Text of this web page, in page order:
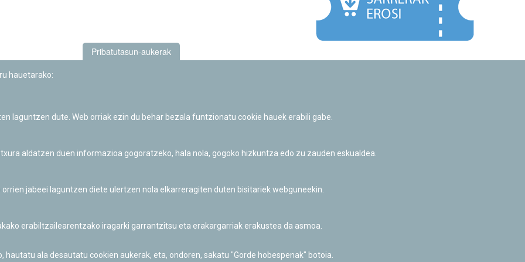
Informazio publikoa eskatzeko baimena
Pribatutasun-aukerak
hauetarako:
laguntzen dute. Web orriak ezin du behar bezala funtzionatu cookie hauek erabili gabe.
aldatzen duen informazioa gogoratzeko, hala nola, gogoko hizkuntza edo zu zauden eskualdea.
jabeei laguntzen diete ulertzen nola elkarreragiten duten bisitariek webguneekin.
erabiltzailearentzako iragarki garrantzitsu eta erakargarriak erakustea da asmoa.
ala desautatu cookien aukerak, eta, ondoren, sakatu "Gorde hobespenak" botoia.